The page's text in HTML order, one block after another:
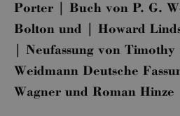
Porter | Buch von P. G.
Bolton und | Howard
| Neufassung von Timothy
Weidmann Deutsche
Wagner und Roman Hinze